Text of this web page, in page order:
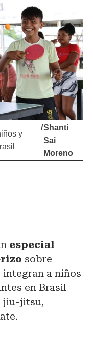
y
/Shanti
Sai
Moreno
especial
sobre
a niños
en Brasil
jiu-jitsu,